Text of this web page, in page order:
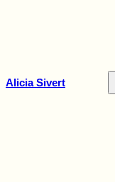
Alicia Sivert